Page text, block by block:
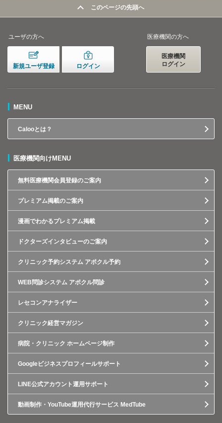
このページの先頭へ
ユーザの方へ
新規ユーザ登録 ログイン
医療機関の方へ
医療機関
ログイン
MENU
Calooとは？
医療機関向けMENU
無料医療機関会員登録のご案内
プレミアム掲載のご案内
漫画でわかるプレミアム掲載
ドクターズインタビューのご案内
クリニック予約システム アポクル予約
WEB問診システム アポクル問診
レセコンアナライザー
クリニック経営マガジン
病院・クリニック ホームページ制作
Googleビジネスプロフィールサポート
LINE公式アカウント運用サポート
動画制作・YouTube運用代行サービス MedTube